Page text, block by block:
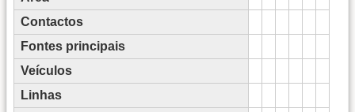
Contactos
Fontes principais
Veículos
Linhas